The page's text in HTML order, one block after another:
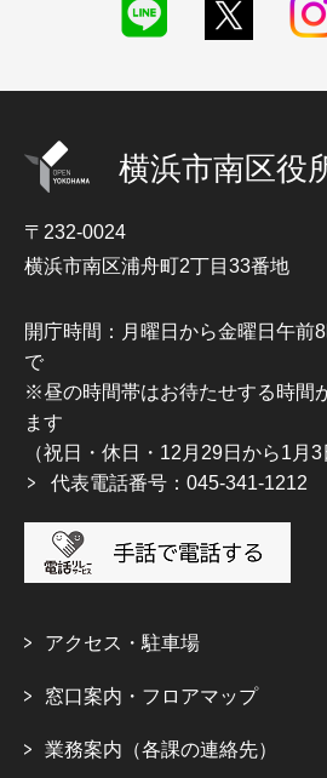
横浜市南区役
〒232-0024
横浜市南区浦舟町2丁目33番地
開庁時間：月曜日から金曜日午前
で
※昼の時間帯はお待たせする時間
ます
（祝日・休日・12月29日から1月3
代表電話番号：045-341-1212
アクセス・駐車場
窓口案内・フロアマップ
業務案内（各課の連絡先）